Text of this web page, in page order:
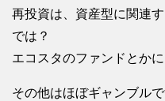
再投資は、資産型に関連
では？
エコスタのファンドとかに
その他はほぼギャンブルで